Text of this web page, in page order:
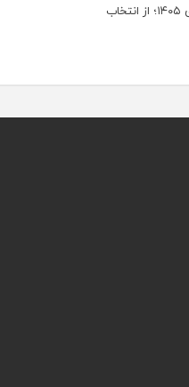
راهنمای جامع کولر گازی ۱۴۰۵؛ از انتخاب